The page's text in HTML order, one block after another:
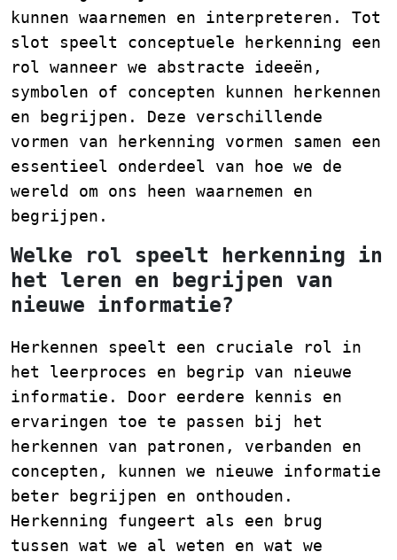
kunnen waarnemen en interpreteren. Tot
slot speelt conceptuele herkenning een
rol wanneer we abstracte ideeën,
symbolen of concepten kunnen herkennen
en begrijpen. Deze verschillende
vormen van herkenning vormen samen een
essentieel onderdeel van hoe we de
wereld om ons heen waarnemen en
begrijpen.
Welke rol speelt herkenning in
het leren en begrijpen van
nieuwe informatie?
Herkennen speelt een cruciale rol in
het leerproces en begrip van nieuwe
informatie. Door eerdere kennis en
ervaringen toe te passen bij het
herkennen van patronen, verbanden en
concepten, kunnen we nieuwe informatie
beter begrijpen en onthouden.
Herkenning fungeert als een brug
tussen wat we al weten en wat we